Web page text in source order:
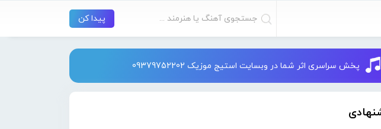
پخش سراسری اثر شما در وبسایت استیج موزیک 09379752202